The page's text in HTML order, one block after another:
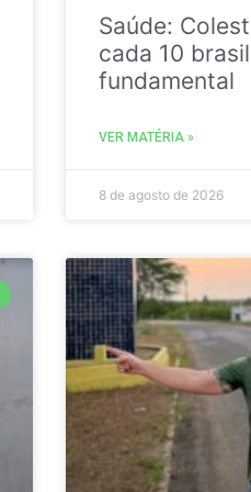
Saúde:
cada 10
fundamental
VER MATÉRIA »
8 de agosto de 2026